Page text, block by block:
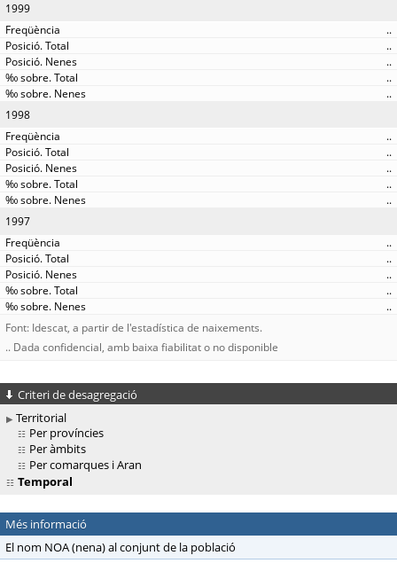
1999
..
..
..
..
..
1998
..
..
..
..
..
1997
..
..
..
..
..
Font: Idescat, a partir de l'estadística de naixements.
.. Dada confidencial, amb baixa fiabilitat o no disponible
Criteri de desagregació
Territorial
Per províncies
Per àmbits
Per comarques i Aran
Temporal
Més informació
El nom NOA (nena) al conjunt de la població